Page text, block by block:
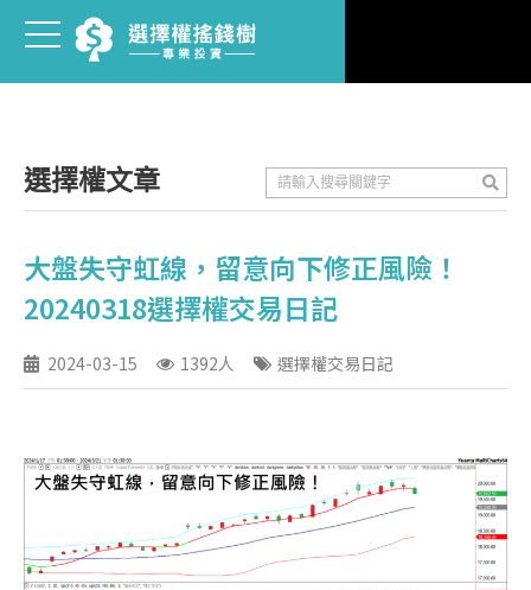
選擇權文章
大盤失守虹線，留意向下修正風險！
20240318選擇權交易日記
2024-03-15 1392人 選擇權交易日記